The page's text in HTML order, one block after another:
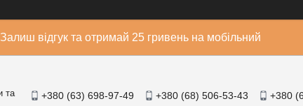
Залиш відгук та отримай 25 гривень на мобільний
та
+380 (63) 698-97-49 +380 (68) 506-53-43 +380